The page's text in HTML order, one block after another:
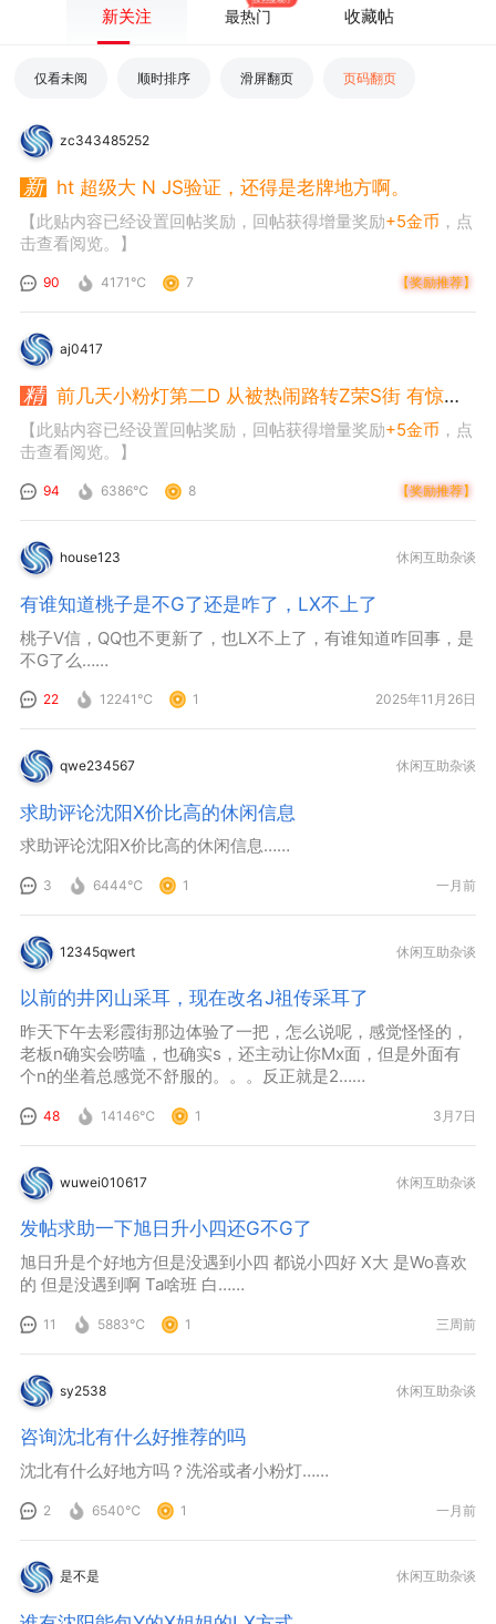
新关注 最热门 收藏帖
仅看未阅 顺时排序 滑屏翻页 页码翻页
zc343485252
ht 超级大 N JS验证，还得是老牌地方啊。
【此贴内容已经设置回帖奖励，回帖获得增量奖励+5金币 ，点
击查看阅览。】
90 4171℃ 7 【奖励推荐】
aj0417
前几天小粉灯第二D 从被热闹路转Z荣S街 有惊喜！
【此贴内容已经设置回帖奖励，回帖获得增量奖励+5金币 ，点
击查看阅览。】
94 6386℃ 8 【奖励推荐】
house123 休闲互助杂谈
有谁知道桃子是不G了还是咋了，LX不上了
桃子V信，QQ也不更新了，也LX不上了，有谁知道咋回事，是
不G了么……
22 12241℃ 1 2025年11月26日
qwe234567 休闲互助杂谈
求助评论沈阳X价比高的休闲信息
求助评论沈阳X价比高的休闲信息……
3 6444℃ 1 一月前
12345qwert 休闲互助杂谈
以前的井冈山采耳，现在改名J祖传采耳了
昨天下午去彩霞街那边体验了一把，怎么说呢，感觉怪怪的，
老板n确实会唠嗑，也确实s，还主动让你Mx面，但是外面有
个n的坐着总感觉不舒服的。。。反正就是2……
48 14146℃ 1 3月7日
wuwei010617 休闲互助杂谈
发帖求助一下旭日升小四还G不G了
旭日升是个好地方但是没遇到小四 都说小四好 X大 是Wo喜欢
的 但是没遇到啊 Ta啥班 白……
11 5883℃ 1 三周前
sy2538 休闲互助杂谈
咨询沈北有什么好推荐的吗
沈北有什么好地方吗？洗浴或者小粉灯……
2 6540℃ 1 一月前
是不是 休闲互助杂谈